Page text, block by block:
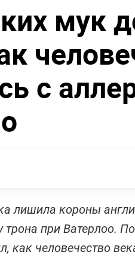
мук
с
лишила короны
при Ватерлоо.
как человечество